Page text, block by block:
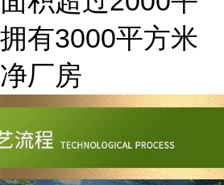
有3000平方米
厂房